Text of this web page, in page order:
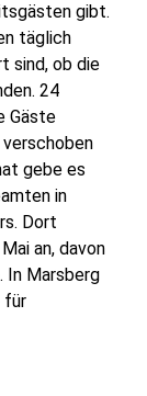
gibt.
täglich
sind, ob die
24
Gäste
gebe es
in
Dort
an, davon
In Marsberg
für